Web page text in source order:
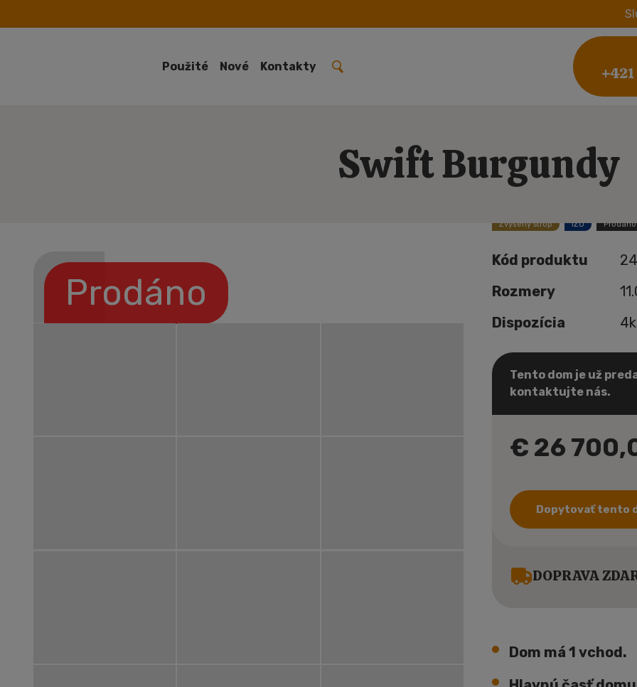
Použité Nové Kontakty
Swift Burgundy
Prodáno
Zvýšený strop IZO Prodáno
Kód produktu
Rozmery
Dispozícia
Tento dom je už
kontaktujte nás.
€ 26
Dopytovať tento
DOPRAVA
Dom má 1 vchod.